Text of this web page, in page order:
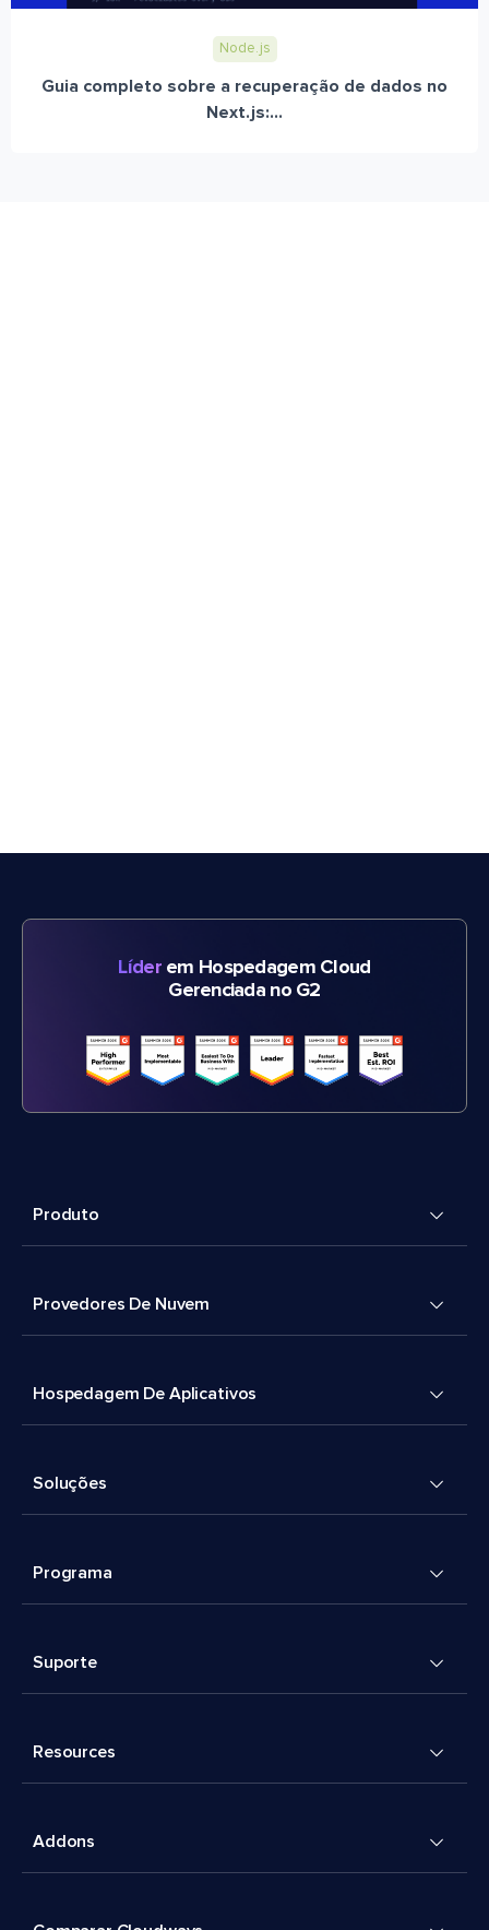
Node.js
Guia completo sobre a recuperação de dados no
Next.js:...
Líderem Hospedagem Cloud
Gerenciada no G2
Produto
Provedores De Nuvem
Hospedagem De Aplicativos
Soluções
Programa
Suporte
Resources
Addons